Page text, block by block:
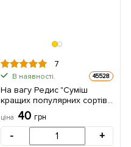
7
В наявності. 45528
На вагу Редис "Суміш
кращих популярних сортів"
ТМ "Весна" ціна за 15г
ціна 40 грн
- +